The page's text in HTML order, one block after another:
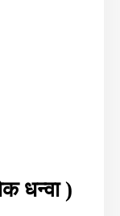
धन्वा )